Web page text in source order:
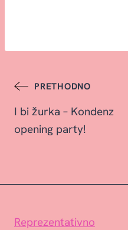
Post
navigation
PRETHODNO
I bi žurka – Kondenz
opening party!
Reprezentativno